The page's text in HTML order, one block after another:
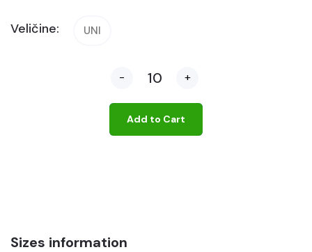
Veličine: UNI
- +
Add to Cart
Sizes information